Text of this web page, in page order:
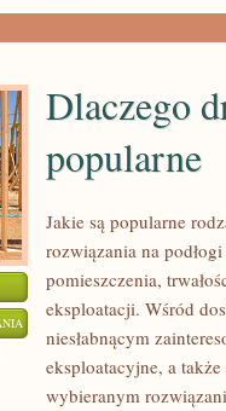
DLACZEGO
PODŁOGI
Dlaczego
popularne
Jakie są popularne
rozwiązania na
pomieszczenia,
eksploatacji. Wśród
niesłabnącym
eksploatacyjne, a
wybieranym